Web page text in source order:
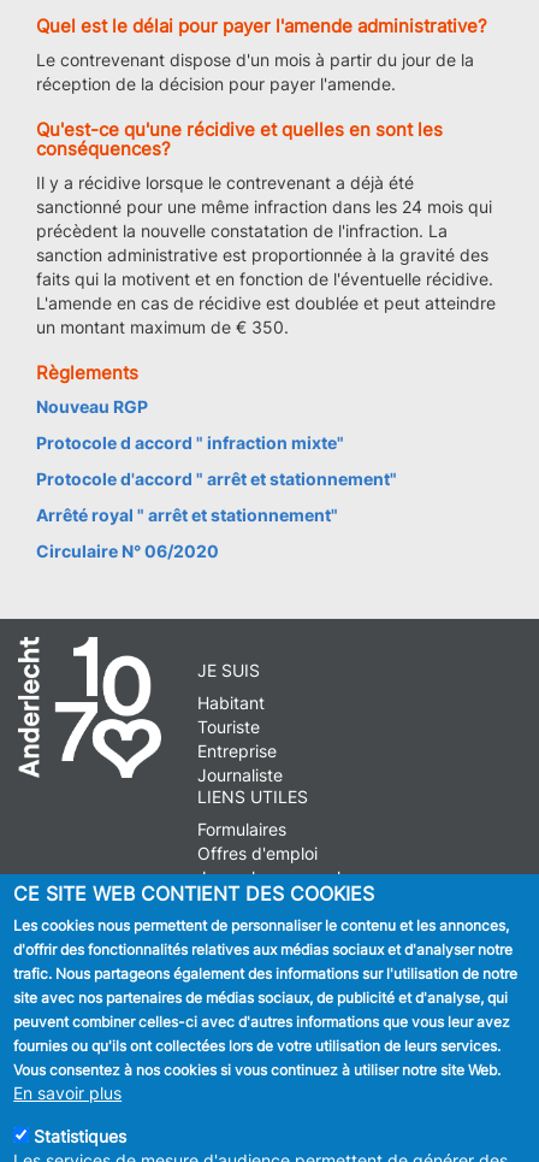
Quel est le délai pour payer l'amende administrative?
Le contrevenant dispose d'un mois à partir du jour de la
réception de la décision pour payer l'amende.
Qu'est-ce qu'une récidive et quelles en sont les
conséquences?
Il y a récidive lorsque le contrevenant a déjà été
sanctionné pour une même infraction dans les 24 mois qui
précèdent la nouvelle constatation de l'infraction. La
sanction administrative est proportionnée à la gravité des
faits qui la motivent et en fonction de l'éventuelle récidive.
L'amende en cas de récidive est doublée et peut atteindre
un montant maximum de € 350.
Règlements
Nouveau RGP
Protocole d accord " infraction mixte"
Protocole d'accord " arrêt et stationnement"
Arrêté royal " arrêt et stationnement"
Circulaire N° 06/2020
JE SUIS
Habitant
Touriste
Entreprise
Journaliste
LIENS UTILES
Formulaires
Offres d'emploi
Journal communal
Stationnement
SUIVEZ NOUS
Facebook
Linkedin
CE SITE WEB CONTIENT DES COOKIES
Les cookies nous permettent de personnaliser le contenu et les annonces,
d'offrir des fonctionnalités relatives aux médias sociaux et d'analyser notre
trafic. Nous partageons également des informations sur l'utilisation de notre
site avec nos partenaires de médias sociaux, de publicité et d'analyse, qui
peuvent combiner celles-ci avec d'autres informations que vous leur avez
fournies ou qu'ils ont collectées lors de votre utilisation de leurs services.
Vous consentez à nos cookies si vous continuez à utiliser notre site Web.
En savoir plus
Statistiques